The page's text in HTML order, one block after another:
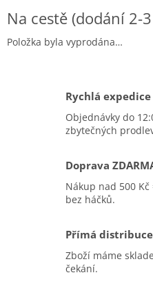
Na cestě (dodání 2-
Položka byla vyprodána…
Rychlá expedice
Objednávky do
zbytečných
Doprava
Nákup nad 500
bez háčků.
Přímá distribuce
Zboží máme
čekání.